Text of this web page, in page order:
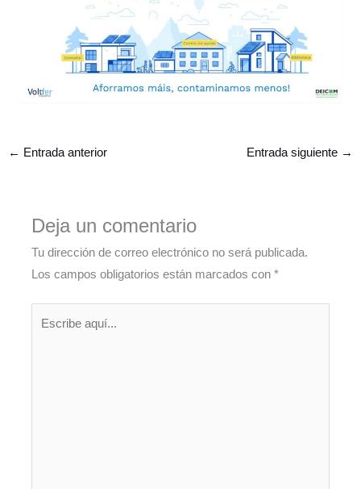
← Entrada anterior Entrada siguiente →
Deja un comentario
Tu dirección de correo electrónico no será publicada.
Los campos obligatorios están marcados con*